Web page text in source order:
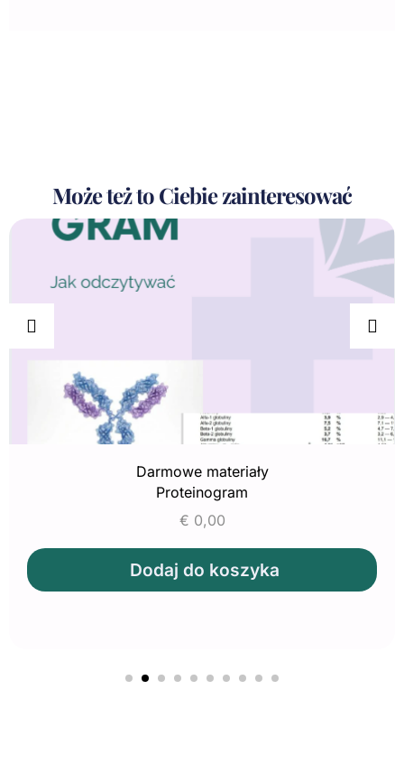
Może też to Ciebie zainteresować
Darmowe materiały
Proteinogram
€ 0,00
Dodaj do koszyka